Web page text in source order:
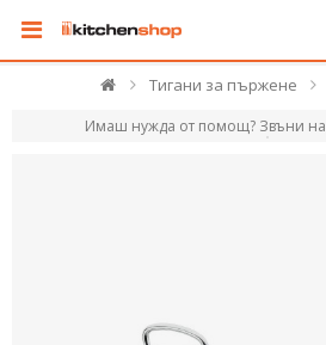
Тигани за пържене
Имаш нужда от помощ? Звъни на